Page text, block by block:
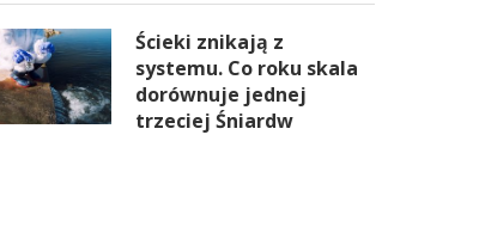
Ścieki znikają z
systemu. Co roku skala
dorównuje jednej
trzeciej Śniardw